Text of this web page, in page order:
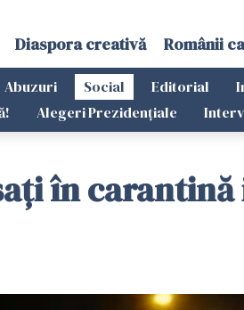
Diaspora creativă Românii
Abuzuri Social Editorial
Alegeri Prezidențiale
în